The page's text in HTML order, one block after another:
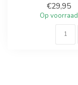
€29,95
Op voorraad